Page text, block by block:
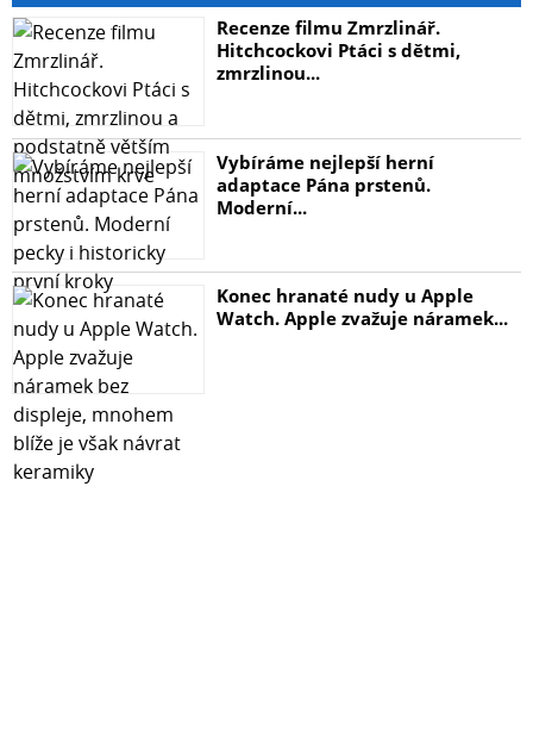
Recenze filmu Zmrzlinář.
Hitchcockovi Ptáci s dětmi,
zmrzlinou...
Vybíráme nejlepší herní
adaptace Pána prstenů.
Moderní...
Konec hranaté nudy u Apple
Watch. Apple zvažuje náramek...